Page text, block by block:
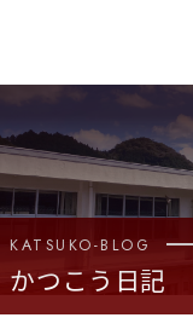
KATSUKO-BLOG
かつこう日記